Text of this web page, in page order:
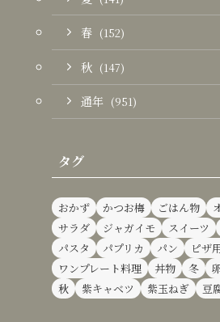
春 (152)
秋 (147)
通年 (951)
タグ
おかず かつお梅 ごはん物
サラダ
ジャガイモ
スイーツ
パスタ
パプリカ パン
ピザ
ワンプレート料理
丼物 冬
秋
紫キャベツ 紫玉ねぎ 豆